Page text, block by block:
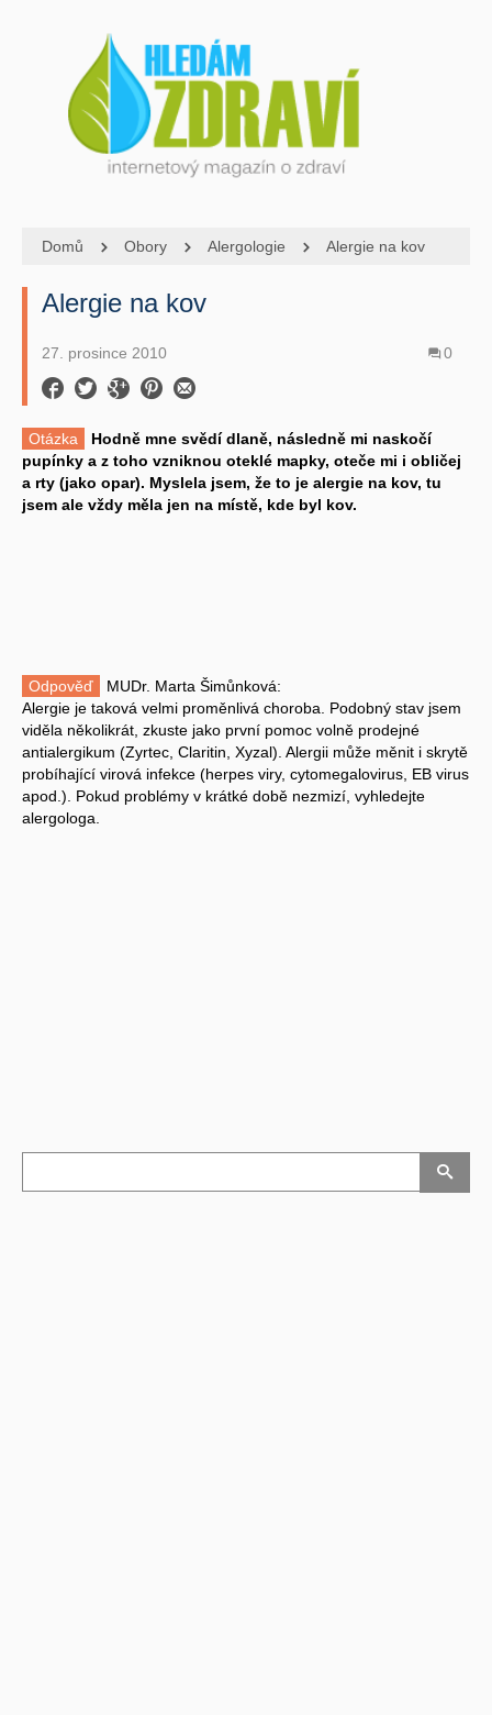
Domů Obory Alergologie Alergie na kov
Alergie na kov
27. prosince 2010 0
Otázka
Hodně mne svědí dlaně, následně mi naskočí
pupínky a z toho vzniknou oteklé mapky, oteče mi i obličej
a rty (jako opar). Myslela jsem, že to je alergie na kov, tu
jsem ale vždy měla jen na místě, kde byl kov.
Odpověď
MUDr. Marta Šimůnková:
Alergie je taková velmi proměnlivá choroba. Podobný stav jsem
viděla několikrát, zkuste jako první pomoc volně prodejné
antialergikum (Zyrtec, Claritin, Xyzal). Alergii může měnit i skrytě
probíhající virová infekce (herpes viry, cytomegalovirus, EB virus
apod.). Pokud problémy v krátké době nezmizí, vyhledejte
alergologa.